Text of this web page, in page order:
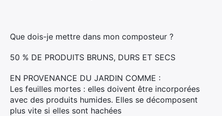
Que dois-je mettre dans mon composteur ?
50 % DE PRODUITS BRUNS, DURS ET SECS
EN PROVENANCE DU JARDIN COMME :
Les feuilles mortes : elles doivent être incorporées
avec des produits humides. Elles se décomposent
plus vite si elles sont hachées
Contact